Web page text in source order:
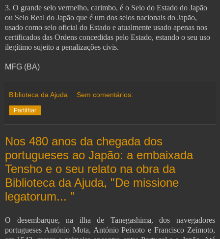
3. O grande selo vermelho, carimbo, é o Selo do Estado do Japão
ou Selo Real do Japão que é um dos selos nacionais do Japão,
usado como selo oficial do Estado e atualmente usado apenas nos
certificados das Ordens concedidas pelo Estado, estando o seu uso
ilegítimo sujeito a penalizações civis.
MFG (BA)
Biblioteca da Ajuda Sem comentários:
Partilhar
Nos 480 anos da chegada dos
portugueses ao Japão: a embaixada
Tensho e o seu relato na obra da
Biblioteca da Ajuda, "De missione
legatorum... "
O desembarque, na ilha de Tanegashima, dos navegadores
portugueses António Mota, António Peixoto e Francisco Zeimoto,